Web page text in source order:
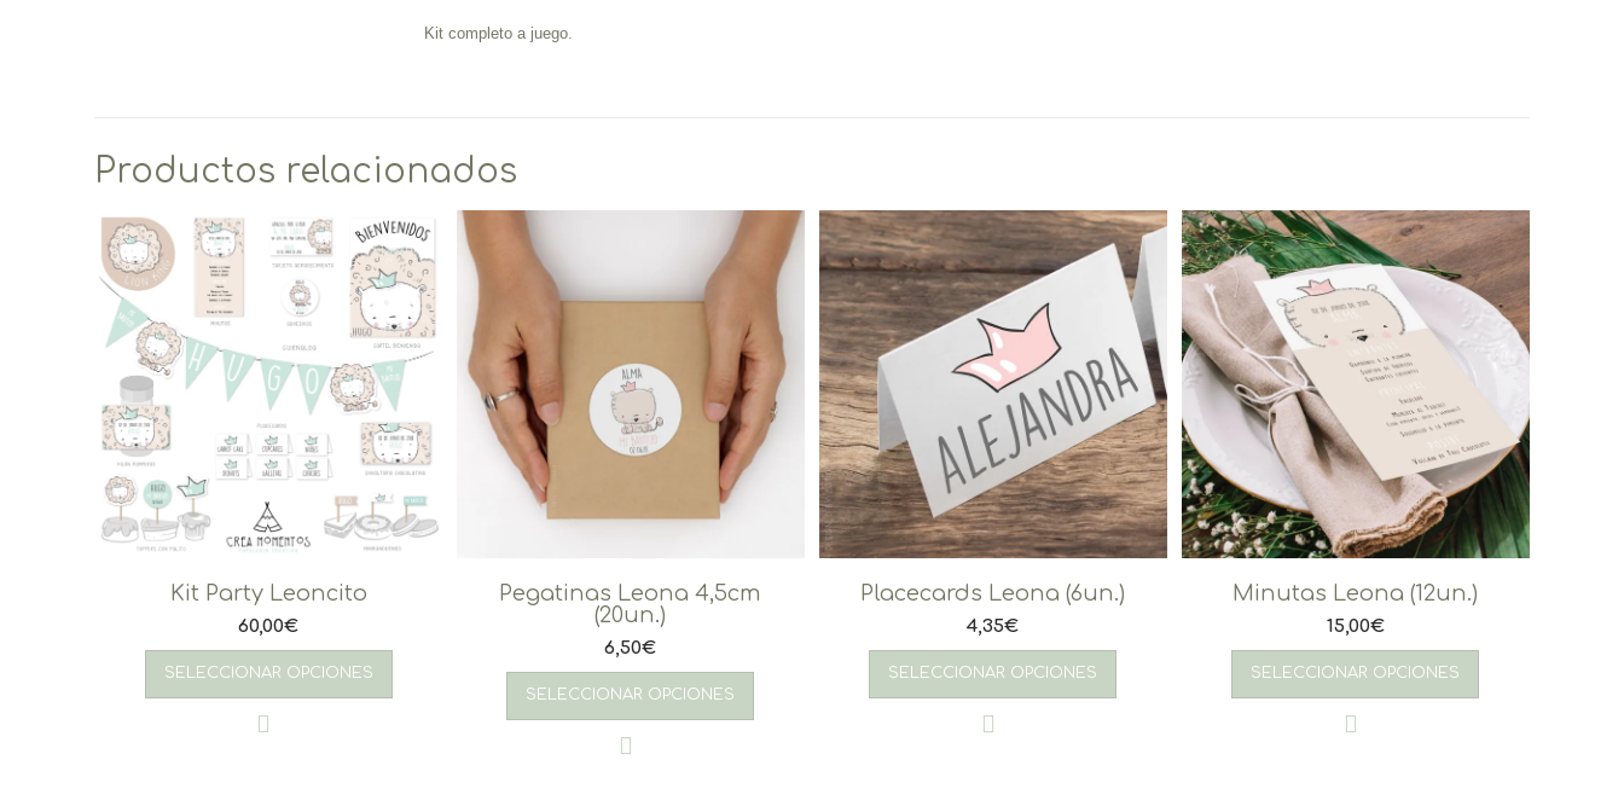
Kit completo a juego.
Productos relacionados
Kit Party Leoncito
60,00€
SELECCIONAR OPCIONES
Pegatinas Leona 4,5cm
(20un.)
6,50€
SELECCIONAR OPCIONES
Placecards Leona (6un.)
4,35€
SELECCIONAR OPCIONES
Minutas Leona (12un.)
15,00€
SELECCIONAR OPCIONES